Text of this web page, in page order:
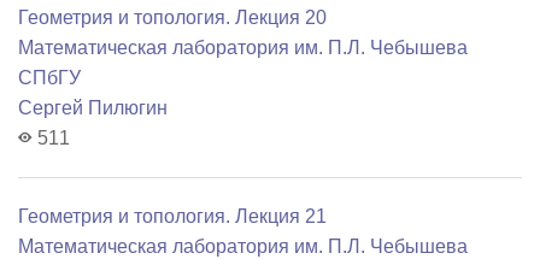
Геометрия и топология. Лекция 20
Математичеcкая лаборатория им. П.Л. Чебышева
СПбГУ
Сергей Пилюгин
511
Геометрия и топология. Лекция 21
Математичеcкая лаборатория им. П.Л. Чебышева